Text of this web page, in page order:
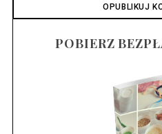
POBIERZ